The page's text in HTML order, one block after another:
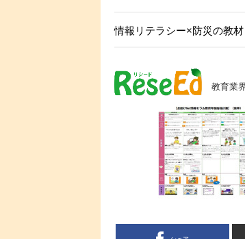
情報リテラシー×防災の教
教育業